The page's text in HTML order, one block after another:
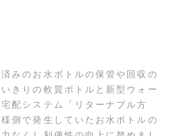
みのお水ボトルの保管や回収の
きりの軟質ボトルと新型ウォー
配システム「リターナブル方
側で発生していたお水ボトルの